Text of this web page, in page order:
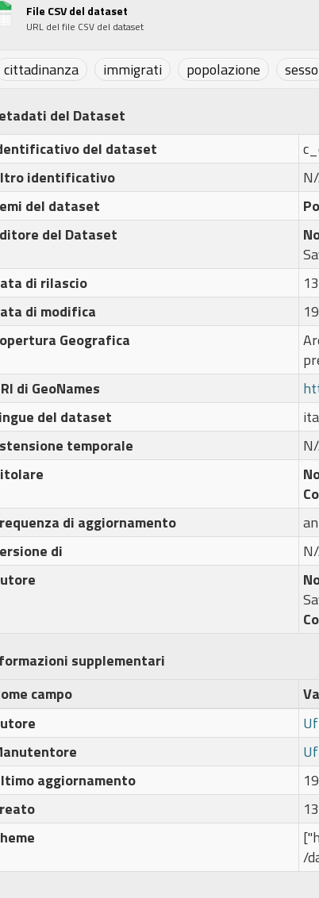
File CSV del dataset
URL del file CSV del dataset
cittadinanza immigrati popolazione sesso
del Dataset
del dataset
identificativo
del dataset
del Dataset
di rilascio
di modifica
Geografica
di GeoNames
del dataset
temporale
di aggiornamento
di
supplementari
campo
aggiornamento
/